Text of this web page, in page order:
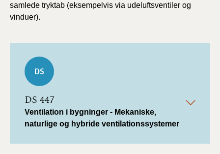
samlede tryktab (eksempelvis via udeluftsventiler og
vinduer).
DS 447
Ventilation i bygninger - Mekaniske,
naturlige og hybride ventilationssystemer